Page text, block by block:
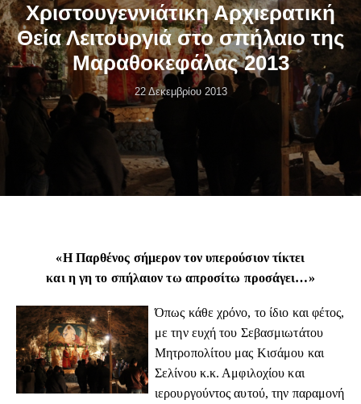
Χριστουγεννιάτικη Αρχιερατική
Θεία Λειτουργιά στο σπήλαιο της
Μαραθοκεφάλας 2013
22 Δεκεμβρίου 2013
«Η Παρθένος σήμερον τον υπερούσιον τίκτει
και η γη το σπήλαιον τω απροσίτω προσάγει…»
Όπως κάθε χρόνο, το ίδιο και φέτος,
με την ευχή του Σεβασμιωτάτου
Μητροπολίτου μας Κισάμου και
Σελίνου κ.κ. Αμφιλοχίου και
ιερουργούντος αυτού, την παραμονή